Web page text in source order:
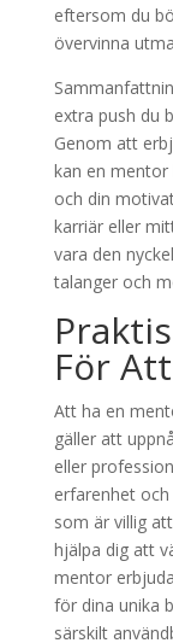
eftersom du
övervinna
extra push du
Genom att
kan en
och din
karriär eller
vara den
talanger och
För
Att ha en
gäller att
eller
erfarenhet
som är villig
hjälpa dig att
mentor
för dina unika
särskilt